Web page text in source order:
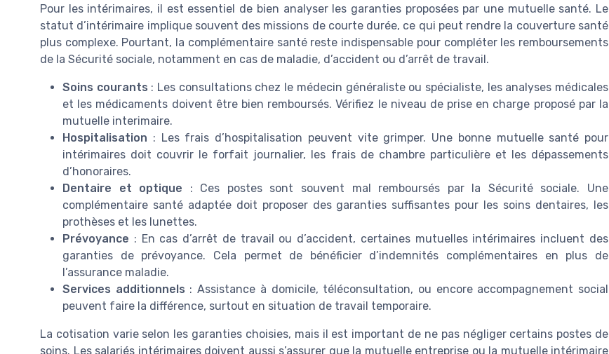
Pour les intérimaires, il est essentiel de bien analyser les garanties proposées par une mutuelle santé. Le
statut d’intérimaire implique souvent des missions de courte durée, ce qui peut rendre la couverture santé
plus complexe. Pourtant, la complémentaire santé reste indispensable pour compléter les remboursements
de la Sécurité sociale, notamment en cas de maladie, d’accident ou d’arrêt de travail.
Soins courants : Les consultations chez le médecin généraliste ou spécialiste, les analyses médicales
et les médicaments doivent être bien remboursés. Vérifiez le niveau de prise en charge proposé par la
mutuelle interimaire.
Hospitalisation : Les frais d’hospitalisation peuvent vite grimper. Une bonne mutuelle santé pour
intérimaires doit couvrir le forfait journalier, les frais de chambre particulière et les dépassements
d’honoraires.
Dentaire et optique : Ces postes sont souvent mal remboursés par la Sécurité sociale. Une
complémentaire santé adaptée doit proposer des garanties suffisantes pour les soins dentaires, les
prothèses et les lunettes.
Prévoyance : En cas d’arrêt de travail ou d’accident, certaines mutuelles intérimaires incluent des
garanties de prévoyance. Cela permet de bénéficier d’indemnités complémentaires en plus de
l’assurance maladie.
Services additionnels : Assistance à domicile, téléconsultation, ou encore accompagnement social
peuvent faire la différence, surtout en situation de travail temporaire.
La cotisation varie selon les garanties choisies, mais il est important de ne pas négliger certains postes de
soins. Les salariés intérimaires doivent aussi s’assurer que la mutuelle entreprise ou la mutuelle intérimaire